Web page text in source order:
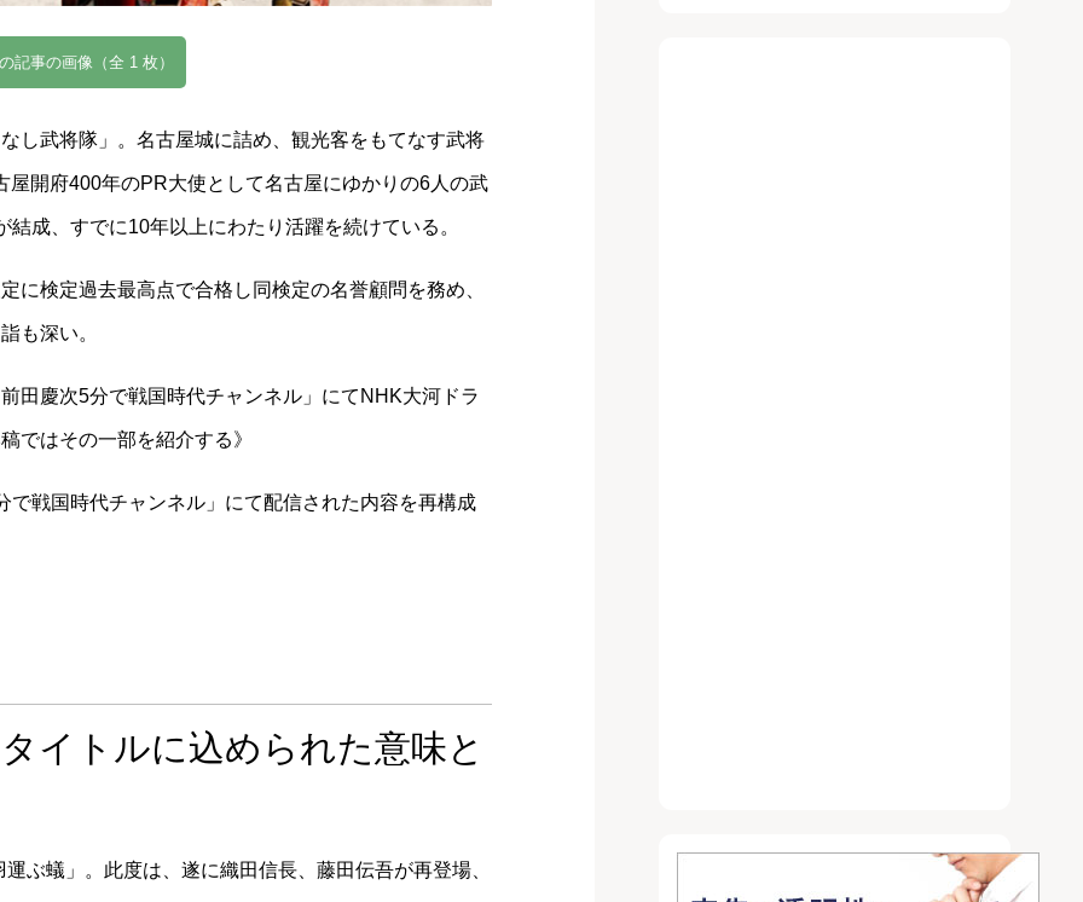
記事の画像（全 1 枚）
し武将隊」。名古屋城に詰め、観光客をもてなす武将
開府400年のPR大使として名古屋にゆかりの6人の武
成、すでに10年以上にわたり活躍を続けている。
に検定過去最高点で合格し同検定の名誉顧問を務め、
も深い。
田慶次5分で戦国時代チャンネル」にてNHK大河ドラ
ではその一部を紹介する》
戦国時代チャンネル」にて配信された内容を再構成
イトルに込められた意味と
ぶ蟻」。此度は、遂に織田信長、藤田伝吾が再登場、